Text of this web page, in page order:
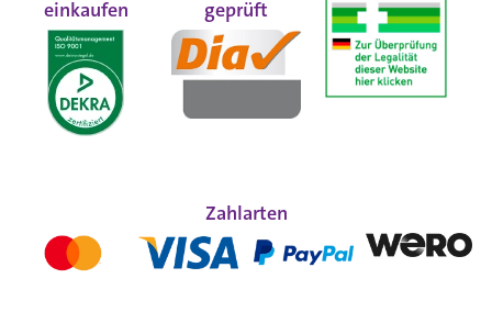
einkaufen
geprüft
Zahlarten